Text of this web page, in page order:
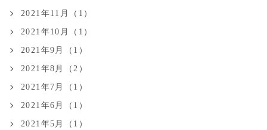
2021年11月（1）
2021年10月（1）
2021年9月（1）
2021年8月（2）
2021年7月（1）
2021年6月（1）
2021年5月（1）